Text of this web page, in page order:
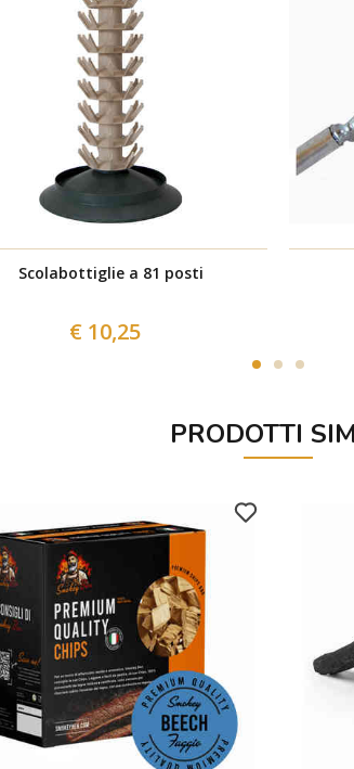
Scolabottiglie a 81 posti
€ 10,25
PRODOTTI